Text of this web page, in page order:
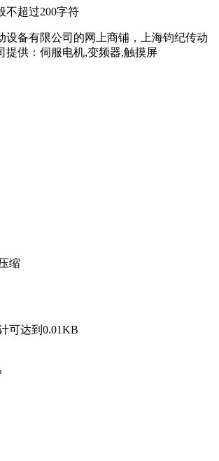
不超过200字符
设备有限公司的网上商铺，上海钧纪传动
提供：伺服电机,变频器,触摸屏
缩
可达到0.01KB